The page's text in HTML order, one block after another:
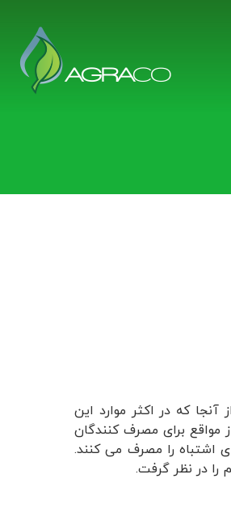
آنجا که در اکثر موارد این
مواقع برای مصرف کنندگان
اشتباه را مصرف می کنند.
را در نظر گرفت.